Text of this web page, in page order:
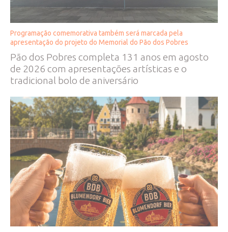
Programação comemorativa também será marcada pela
apresentação do projeto do Memorial do Pão dos Pobres
Pão dos Pobres completa 131 anos em agosto
de 2026 com apresentações artísticas e o
tradicional bolo de aniversário